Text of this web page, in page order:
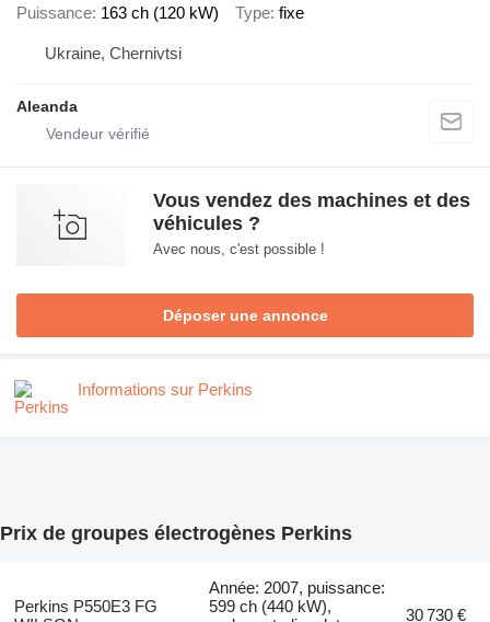
Puissance 163 ch (120 kW) Type fixe
Ukraine, Chernivtsi
Aleanda
Vous vendez des machines et des
véhicules ?
Avec nous, c'est possible !
Déposer une annonce
Informations sur Perkins
Prix de groupes électrogènes Perkins
Perkins P550E3 FG
Année: 2007, puissance:
599 ch (440 kW),
30 730 €